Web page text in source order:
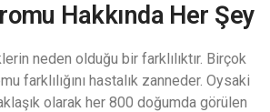
Hakkında Her Şey
neden olduğu bir farklılıktır. Birçok
farklılığını hastalık zanneder. Oysaki
olarak her 800 doğumda görülen